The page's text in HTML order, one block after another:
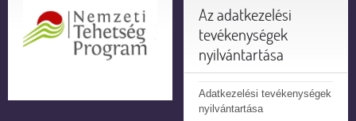
Az adatkezelési
tevékenységek
nyilvántartása
Adatkezelési tevékenységek
nyilvántartása